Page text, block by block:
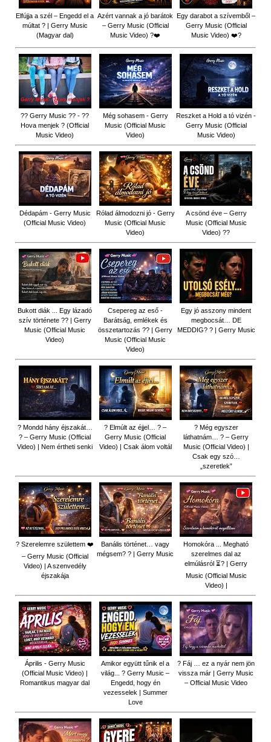
Elfújja a szél – Engedd el a
múltat ? | Gerry Music
(Magyar dal)
Azért vannak a jó barátok
– Gerry Music (Official
Music Video) ?❤️
Egy darabot a szívemből –
Gerry Music (Official
Music Video) ❤️?
?? Gerry Music ?? - ??
Hova menjek ? (Official
Music Video)
Még sohasem - Gerry
Music (Official Music
Video)
Reszket a Hold a tó vizén -
Gerry Music (Official
Music Video)
Dédapám - Gerry Music
(Official Music Video)
Rólad álmodozni jó - Gerry
Music (Official Music
Video)
A csönd éve – Gerry
Music (Official Music
Video) ??
Bukott diák ... Egy lázadó
szív története ?? | Gerry
Music (Official Music
Video)
Csepereg az eső -
Barátság, emlékek és
összetartozás ?️? | Gerry
Music (Official Music
Video)
Egy jó asszony mindent
megbocsát… DE
MEDDIG? ? | Gerry Music
? Mondd hány éjszakát…
? – Gerry Music (Official
Video) | Nem értheti senki
? Elmúlt az éjjel… ? –
Gerry Music (Official
Video) | Csak álom voltál
? Még egyszer
láthatnám… ? – Gerry
Music (Official Video) |
Csak egy szó…
„szeretlek”
? Szerelemre születtem ❤️
– Gerry Music (Official
Video) | A szenvedély
éjszakája
Banális történet… vagy
mégsem? ? | Gerry Music
Homokóra ... Megható
szerelmes dal az
elmúlásról ⏳? | Gerry
Music (Official Music
Video) |
Április - Gerry Music
(Official Music Video) |
Romantikus magyar dal
Amikor együtt tűnik el a
világ... ? Gerry Music –
Engedd, hogy én
vezesselek | Summer
Love
? Fáj … ez a nyár nem jön
vissza már | Gerry Music
– Official Music Video